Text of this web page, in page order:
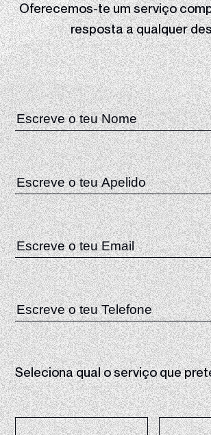
Vagas
Notícias
Contactos
Oferecemos-te um serviço
respostaa qualquer
Seleciona qual o serviço que